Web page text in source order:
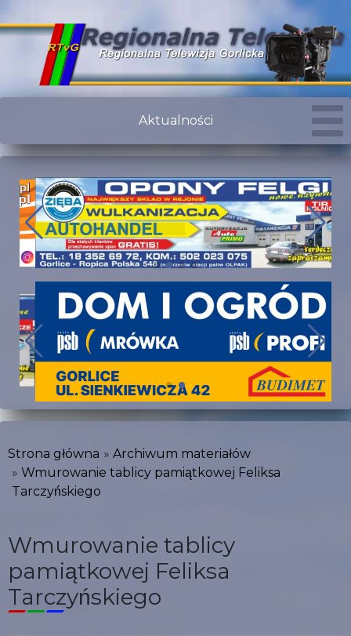
Aktualności
Strona główna
Archiwum materiałów
Wmurowanie tablicy pamiątkowej Feliksa
Tarczyńskiego
Wmurowanie tablicy
pamiątkowej Feliksa
Tarczyńskiego